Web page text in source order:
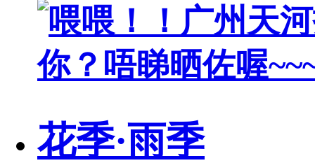
花季·雨季